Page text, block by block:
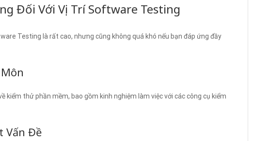
Đối Với Vị Trí Software Testing
Testing là rất cao, nhưng cũng không quá khó nếu bạn đáp ứng đầy
kiểm thử phần mềm, bao gồm kinh nghiệm làm việc với các công cụ kiểm
Vấn Đề